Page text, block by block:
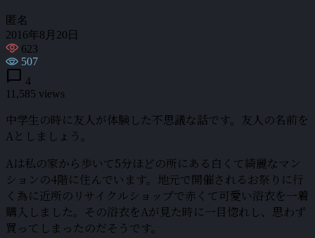
匿名
2016年8月20日
623
507
chat_bubble 4
11,585 views
中学生の時に友人が体験した不思議な話です。友人の名前を
Aとしましょう。
Aは私の家から歩いて5分ほどの所にある白くて綺麗なマン
ションの4階に住んでいます。地元で開催されるお祭りに行
く為に近所のリサイクルショップで赤くて可愛い浴衣を一着
購入しました。その浴衣をAが見た時に一目惚れし、思わず
買ってしまったのだそうです。